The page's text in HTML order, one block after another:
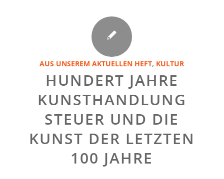
AUS UNSEREM AKTUELLEN HEFT, KULTUR
HUNDERT JAHRE
KUNSTHANDLUNG
STEUER UND DIE
KUNST DER LETZTEN
100 JAHRE